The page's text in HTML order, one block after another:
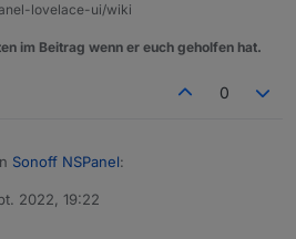
lovelace-ui/wiki
im Beitrag wenn er euch geholfen hat.
0
Sonoff NSPanel:
2022, 19:22